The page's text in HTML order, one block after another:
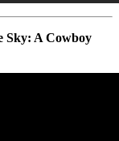
Sky: A Cowboy